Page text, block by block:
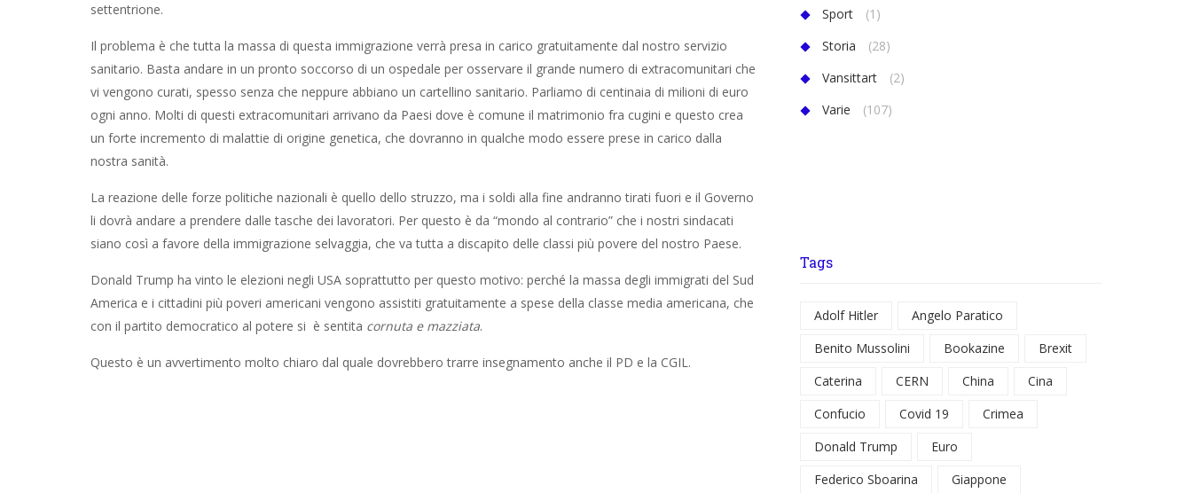
settentrione.
Il problema è che tutta la massa di questa immigrazione verrà presa in carico gratuitamente dal nostro servizio
sanitario. Basta andare in un pronto soccorso di un ospedale per osservare il grande numero di extracomunitari che
vi vengono curati, spesso senza che neppure abbiano un cartellino sanitario. Parliamo di centinaia di milioni di euro
ogni anno. Molti di questi extracomunitari arrivano da Paesi dove è comune il matrimonio fra cugini e questo crea
un forte incremento di malattie di origine genetica, che dovranno in qualche modo essere prese in carico dalla
nostra sanità.
La reazione delle forze politiche nazionali è quello dello struzzo, ma i soldi alla fine andranno tirati fuori e il Governo
li dovrà andare a prendere dalle tasche dei lavoratori. Per questo è da “mondo al contrario” che i nostri sindacati
siano così a favore della immigrazione selvaggia, che va tutta a discapito delle classi più povere del nostro Paese.
Donald Trump ha vinto le elezioni negli USA soprattutto per questo motivo: perché la massa degli immigrati del Sud
America e i cittadini più poveri americani vengono assistiti gratuitamente a spese della classe media americana, che
con il partito democratico al potere si è sentita cornuta e mazziata.
Questo è un avvertimento molto chiaro dal quale dovrebbero trarre insegnamento anche il PD e la CGIL.
Sport
(1)
Storia
(28)
Vansittart
(2)
Varie
(107)
Tags
Adolf Hitler
Angelo Paratico
Benito Mussolini
Bookazine
Brexit
Caterina
CERN China
Cina
Confucio
Covid 19
Crimea
Donald Trump
Euro
Federico Sboarina
Giappone